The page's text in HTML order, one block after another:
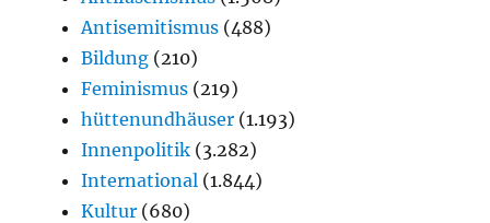
Antisemitismus (488)
Bildung (210)
Feminismus (219)
hüttenundhäuser (1.193)
Innenpolitik (3.282)
International (1.844)
Kultur (680)